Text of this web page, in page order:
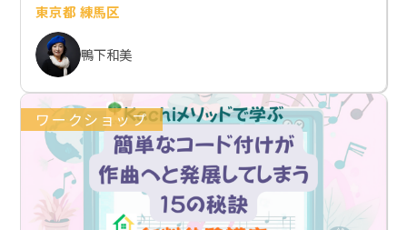
東京都 練馬区
鴨下和美
ワークショップ